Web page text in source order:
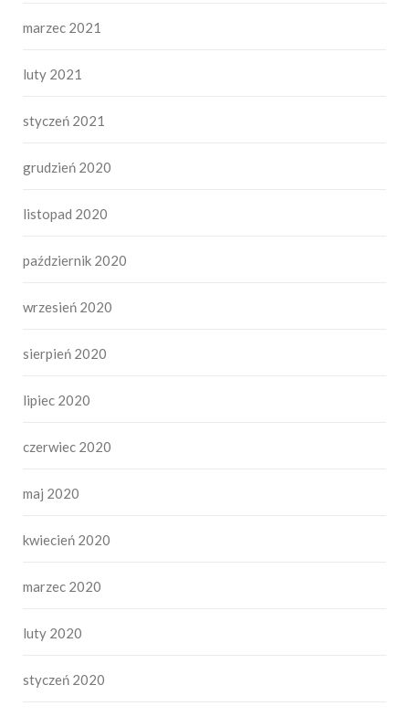
marzec 2021
luty 2021
styczeń 2021
grudzień 2020
listopad 2020
październik 2020
wrzesień 2020
sierpień 2020
lipiec 2020
czerwiec 2020
maj 2020
kwiecień 2020
marzec 2020
luty 2020
styczeń 2020